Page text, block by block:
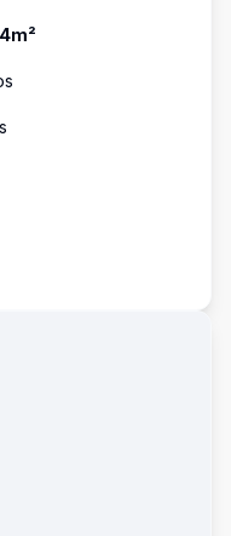
4m²
s
s